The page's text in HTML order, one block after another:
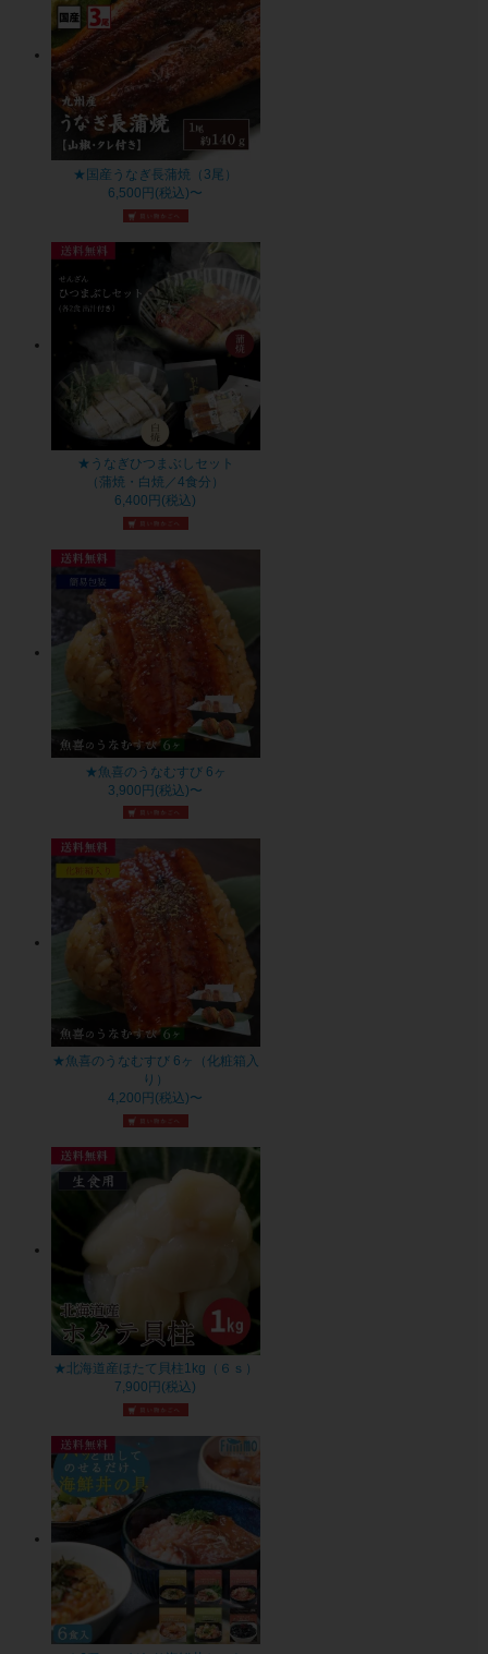
★国産うなぎ長蒲焼（3尾）
6,500円(税込)〜
★うなぎひつまぶしセット
（蒲焼・白焼／4食分）
6,400円(税込)
★魚喜のうなむすび 6ヶ
3,900円(税込)〜
★魚喜のうなむすび 6ヶ（化粧箱入
り）
4,200円(税込)〜
★北海道産ほたて貝柱1kg（６ｓ）
7,900円(税込)